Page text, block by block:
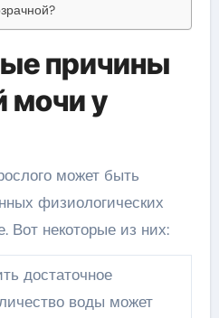
причины
мочи у
может быть
физиологических
Вот некоторые из них:
достаточное
воды может